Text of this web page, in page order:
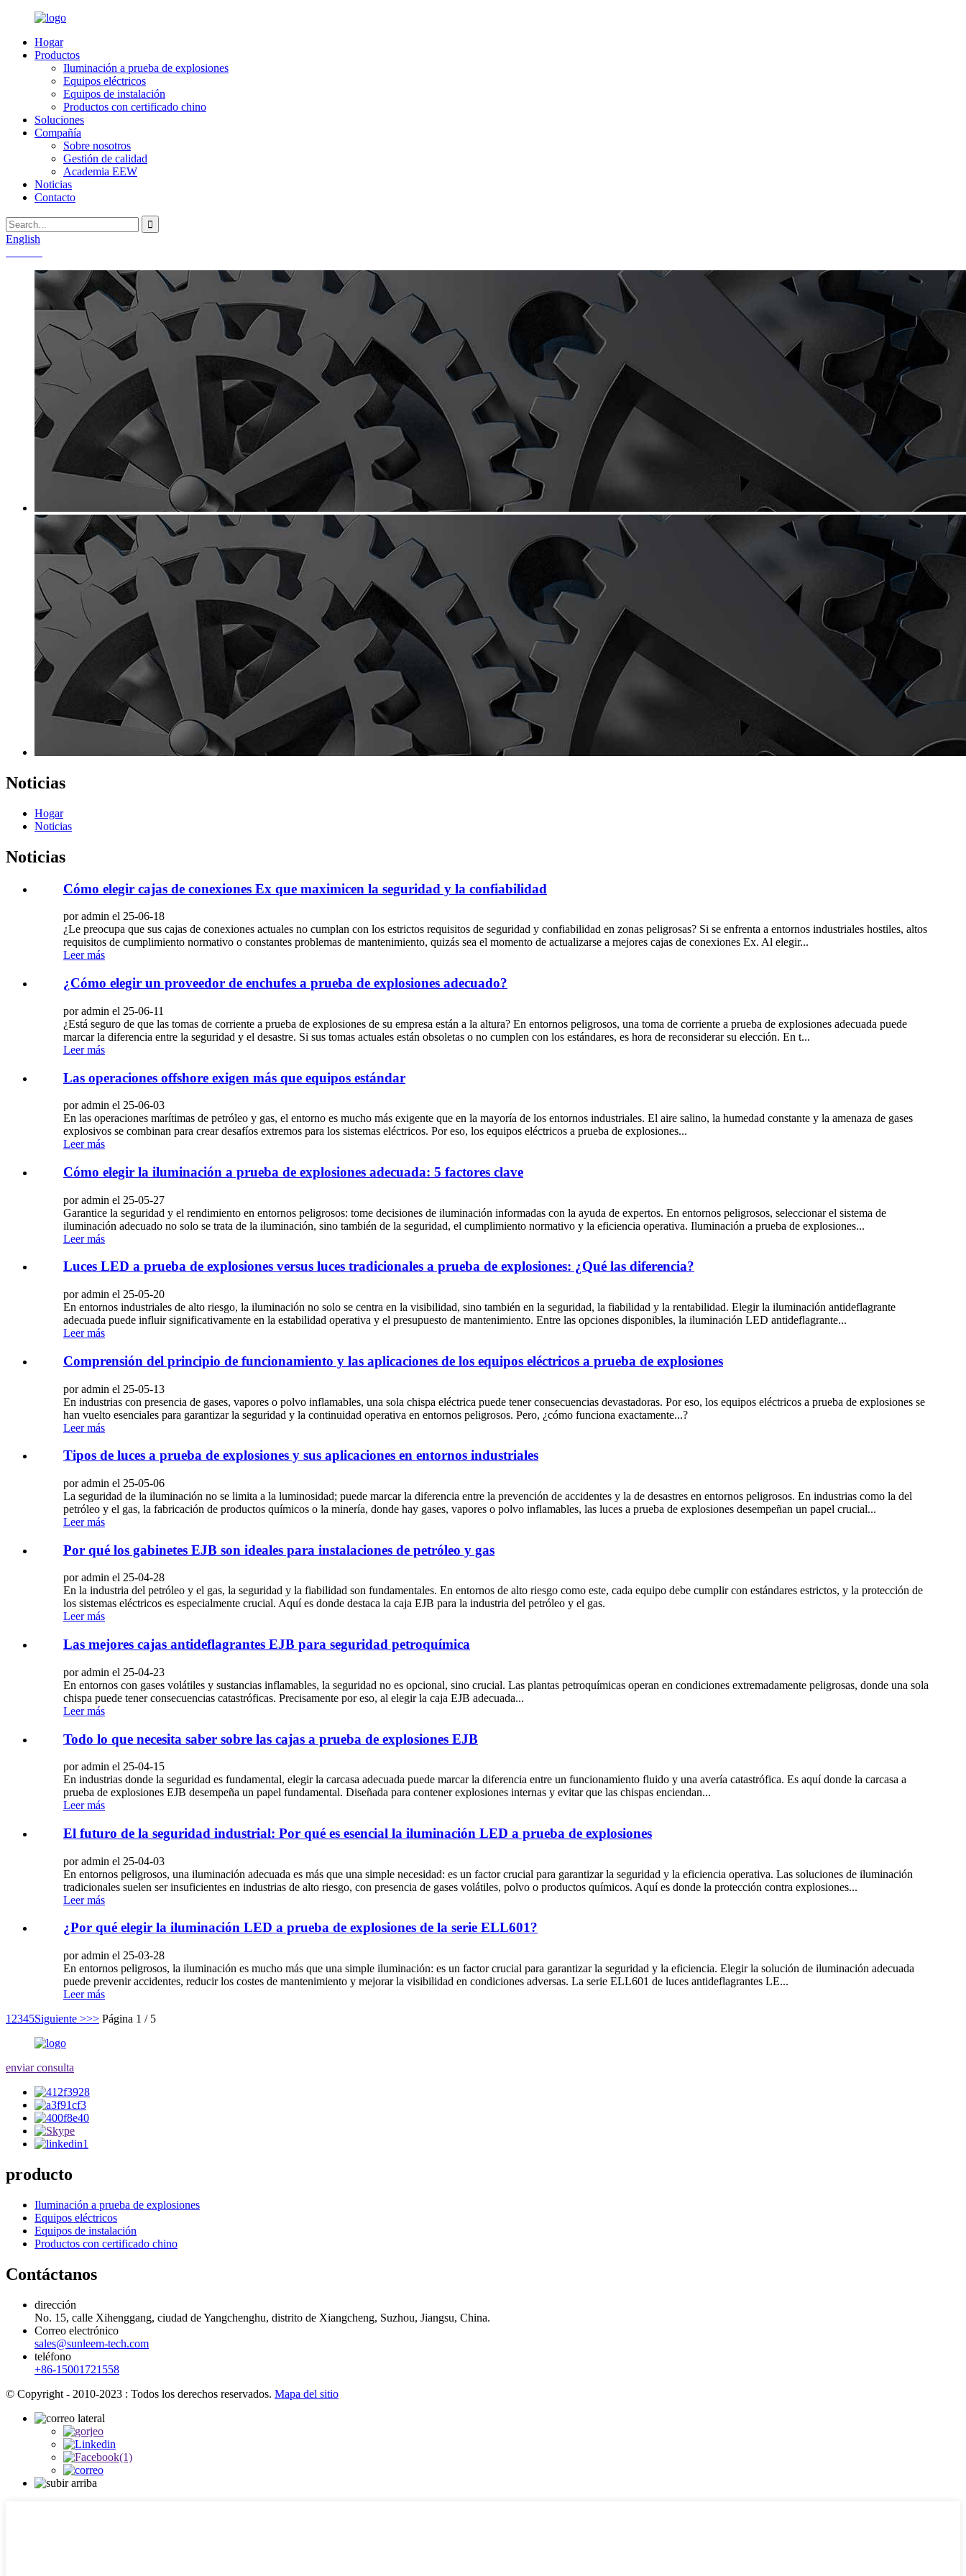
Hogar
Productos
Iluminación a prueba de explosiones
Equipos eléctricos
Equipos de instalación
Productos con certificado chino
Soluciones
Compañía
Sobre nosotros
Gestión de calidad
Academia EEW
Noticias
Contacto
English
Noticias
Hogar
Noticias
Noticias
Cómo elegir cajas de conexiones Ex que maximicen la seguridad y la confiabilidad
por admin el 25-06-18
¿Le preocupa que sus cajas de conexiones actuales no cumplan con los estrictos requisitos de seguridad y confiabilidad en zonas peligrosas? Si se enfrenta a entornos industriales hostiles, altos
requisitos de cumplimiento normativo o constantes problemas de mantenimiento, quizás sea el momento de actualizarse a mejores cajas de conexiones Ex. Al elegir...
Leer más
¿Cómo elegir un proveedor de enchufes a prueba de explosiones adecuado?
por admin el 25-06-11
¿Está seguro de que las tomas de corriente a prueba de explosiones de su empresa están a la altura? En entornos peligrosos, una toma de corriente a prueba de explosiones adecuada puede
marcar la diferencia entre la seguridad y el desastre. Si sus tomas actuales están obsoletas o no cumplen con los estándares, es hora de reconsiderar su elección. En t...
Leer más
Las operaciones offshore exigen más que equipos estándar
por admin el 25-06-03
En las operaciones marítimas de petróleo y gas, el entorno es mucho más exigente que en la mayoría de los entornos industriales. El aire salino, la humedad constante y la amenaza de gases
explosivos se combinan para crear desafíos extremos para los sistemas eléctricos. Por eso, los equipos eléctricos a prueba de explosiones...
Leer más
Cómo elegir la iluminación a prueba de explosiones adecuada: 5 factores clave
por admin el 25-05-27
Garantice la seguridad y el rendimiento en entornos peligrosos: tome decisiones de iluminación informadas con la ayuda de expertos. En entornos peligrosos, seleccionar el sistema de
iluminación adecuado no solo se trata de la iluminación, sino también de la seguridad, el cumplimiento normativo y la eficiencia operativa. Iluminación a prueba de explosiones...
Leer más
Luces LED a prueba de explosiones versus luces tradicionales a prueba de explosiones: ¿Qué las diferencia?
por admin el 25-05-20
En entornos industriales de alto riesgo, la iluminación no solo se centra en la visibilidad, sino también en la seguridad, la fiabilidad y la rentabilidad. Elegir la iluminación antideflagrante
adecuada puede influir significativamente en la estabilidad operativa y el presupuesto de mantenimiento. Entre las opciones disponibles, la iluminación LED antideflagrante...
Leer más
Comprensión del principio de funcionamiento y las aplicaciones de los equipos eléctricos a prueba de explosiones
por admin el 25-05-13
En industrias con presencia de gases, vapores o polvo inflamables, una sola chispa eléctrica puede tener consecuencias devastadoras. Por eso, los equipos eléctricos a prueba de explosiones se
han vuelto esenciales para garantizar la seguridad y la continuidad operativa en entornos peligrosos. Pero, ¿cómo funciona exactamente...?
Leer más
Tipos de luces a prueba de explosiones y sus aplicaciones en entornos industriales
por admin el 25-05-06
La seguridad de la iluminación no se limita a la luminosidad; puede marcar la diferencia entre la prevención de accidentes y la de desastres en entornos peligrosos. En industrias como la del
petróleo y el gas, la fabricación de productos químicos o la minería, donde hay gases, vapores o polvo inflamables, las luces a prueba de explosiones desempeñan un papel crucial...
Leer más
Por qué los gabinetes EJB son ideales para instalaciones de petróleo y gas
por admin el 25-04-28
En la industria del petróleo y el gas, la seguridad y la fiabilidad son fundamentales. En entornos de alto riesgo como este, cada equipo debe cumplir con estándares estrictos, y la protección de
los sistemas eléctricos es especialmente crucial. Aquí es donde destaca la caja EJB para la industria del petróleo y el gas.
Leer más
Las mejores cajas antideflagrantes EJB para seguridad petroquímica
por admin el 25-04-23
En entornos con gases volátiles y sustancias inflamables, la seguridad no es opcional, sino crucial. Las plantas petroquímicas operan en condiciones extremadamente peligrosas, donde una sola
chispa puede tener consecuencias catastróficas. Precisamente por eso, al elegir la caja EJB adecuada...
Leer más
Todo lo que necesita saber sobre las cajas a prueba de explosiones EJB
por admin el 25-04-15
En industrias donde la seguridad es fundamental, elegir la carcasa adecuada puede marcar la diferencia entre un funcionamiento fluido y una avería catastrófica. Es aquí donde la carcasa a
prueba de explosiones EJB desempeña un papel fundamental. Diseñada para contener explosiones internas y evitar que las chispas enciendan...
Leer más
El futuro de la seguridad industrial: Por qué es esencial la iluminación LED a prueba de explosiones
por admin el 25-04-03
En entornos peligrosos, una iluminación adecuada es más que una simple necesidad: es un factor crucial para garantizar la seguridad y la eficiencia operativa. Las soluciones de iluminación
tradicionales suelen ser insuficientes en industrias de alto riesgo, con presencia de gases volátiles, polvo o productos químicos. Aquí es donde la protección contra explosiones...
Leer más
¿Por qué elegir la iluminación LED a prueba de explosiones de la serie ELL601?
por admin el 25-03-28
En entornos peligrosos, la iluminación es mucho más que una simple iluminación: es un factor crucial para garantizar la seguridad y la eficiencia. Elegir la solución de iluminación adecuada
puede prevenir accidentes, reducir los costes de mantenimiento y mejorar la visibilidad en condiciones adversas. La serie ELL601 de luces antideflagrantes LE...
Leer más
1 2345Siguiente >>> Página 1 / 5
enviar consulta
producto
Iluminación a prueba de explosiones
Equipos eléctricos
Equipos de instalación
Productos con certificado chino
Contáctanos
dirección
No. 15, calle Xihenggang, ciudad de Yangchenghu, distrito de Xiangcheng, Suzhou, Jiangsu, China.
Correo electrónico
sales@sunleem-tech.com
teléfono
+86-15001721558
© Copyright - 2010-2023 : Todos los derechos reservados. Mapa del sitio